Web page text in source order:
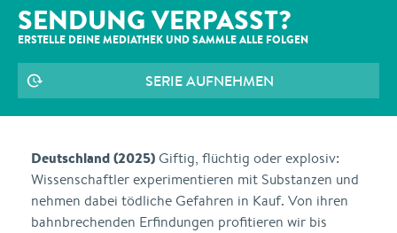
SENDUNG VERPASST?
ERSTELLE DEINE MEDIATHEK UND SAMMLE ALLE FOLGEN
SERIE AUFNEHMEN
Deutschland (2025)Giftig, flüchtig oder explosiv:
Wissenschaftler experimentieren mit Substanzen und
nehmen dabei tödliche Gefahren in Kauf. Von ihren
bahnbrechenden Erfindungen profitieren wir bis